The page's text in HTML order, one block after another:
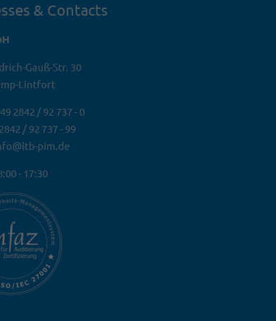
& Contacts
Gauß-Str. 30
Lintfort
2842 / 92 737 - 0
/ 92 737 - 99
pim.de
- 17:30